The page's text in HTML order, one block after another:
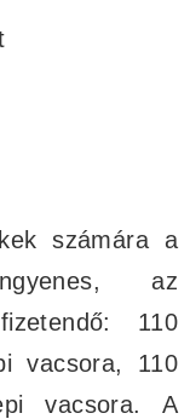
számára a
az
110
vacsora, 110
vacsora. A